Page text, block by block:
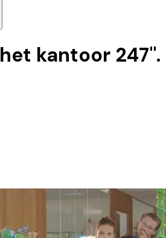
het kantoor 247".